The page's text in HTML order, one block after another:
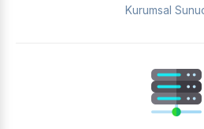
Kurumsal